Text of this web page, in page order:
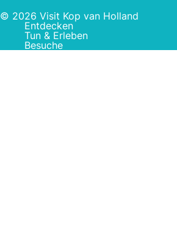
© 2026 Visit Kop van Holland
Entdecken
Tun & Erleben
Besuche